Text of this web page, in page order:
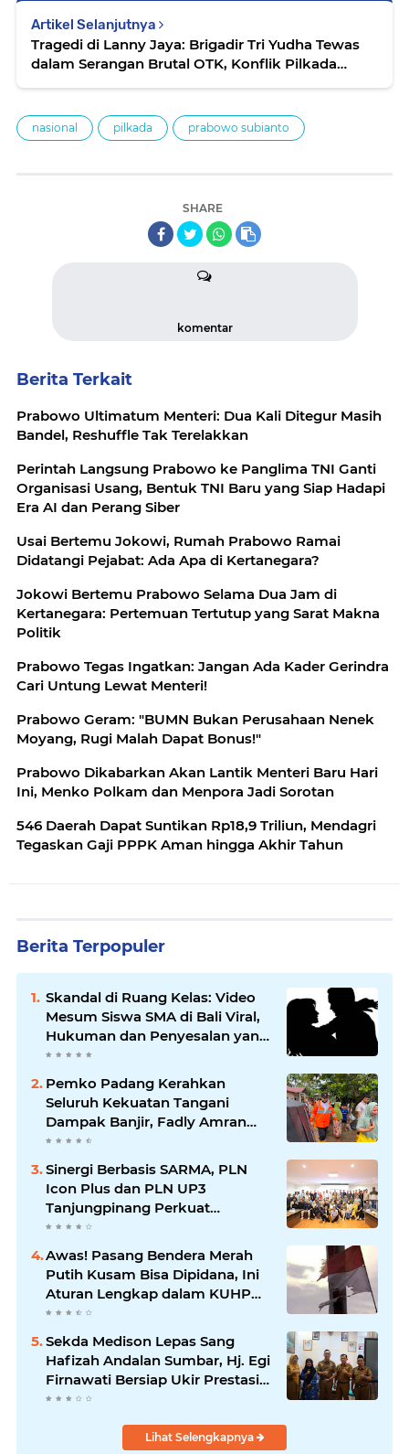
Artikel Selanjutnya
Tragedi di Lanny Jaya: Brigadir Tri Yudha Tewas
dalam Serangan Brutal OTK, Konflik Pilkada
nasional pilkada prabowo subianto
SHARE
komentar
Berita Terkait
Prabowo Ultimatum Menteri: Dua Kali Ditegur Masih
Bandel, Reshuffle Tak Terelakkan
Perintah Langsung Prabowo ke Panglima TNI Ganti
Organisasi Usang, Bentuk TNI Baru yang Siap Hadapi
Era AI dan Perang Siber
Usai Bertemu Jokowi, Rumah Prabowo Ramai
Didatangi Pejabat: Ada Apa di Kertanegara?
Jokowi Bertemu Prabowo Selama Dua Jam di
Kertanegara: Pertemuan Tertutup yang Sarat Makna
Politik
Prabowo Tegas Ingatkan: Jangan Ada Kader Gerindra
Cari Untung Lewat Menteri!
Prabowo Geram: "BUMN Bukan Perusahaan Nenek
Moyang, Rugi Malah Dapat Bonus!"
Prabowo Dikabarkan Akan Lantik Menteri Baru Hari
Ini, Menko Polkam dan Menpora Jadi Sorotan
546 Daerah Dapat Suntikan Rp18,9 Triliun, Mendagri
Tegaskan Gaji PPPK Aman hingga Akhir Tahun
Berita Terpopuler
Skandal di Ruang Kelas: Video
Mesum Siswa SMA di Bali Viral,
Hukuman dan Penyesalan yang
Mengikuti
Pemko Padang Kerahkan
Seluruh Kekuatan Tangani
Dampak Banjir, Fadly Amran
Desak Percepatan Proyek
Pengendalian Bencana
Sinergi Berbasis SARMA, PLN
Icon Plus dan PLN UP3
Tanjungpinang Perkuat
Kolaborasi Strategis
Awas! Pasang Bendera Merah
Putih Kusam Bisa Dipidana, Ini
Aturan Lengkap dalam KUHP
Baru
Sekda Medison Lepas Sang
Hafizah Andalan Sumbar, Hj. Egi
Firnawati Bersiap Ukir Prestasi
di MTQ KORPRI Nasional 2026
Lihat Selengkapnya